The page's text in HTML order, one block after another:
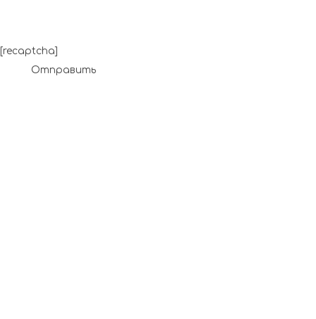
[recaptcha]